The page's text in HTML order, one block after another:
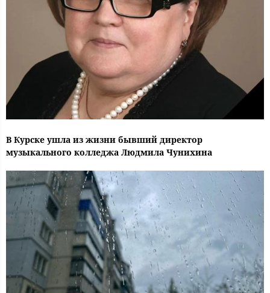
В Курске ушла из жизни бывший директор
музыкального колледжа Людмила Чунихина